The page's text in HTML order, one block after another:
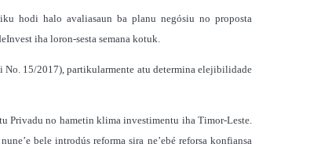
hodi halo avaliasaun ba planu negósiu no proposta
iha loron-sesta semana kotuk.
No. 15/2017), partikularmente atu determina elejibilidade
Privadu no hametin klima investimentu iha Timor-Leste.
bele introdús reforma sira ne’ebé reforsa konfiansa